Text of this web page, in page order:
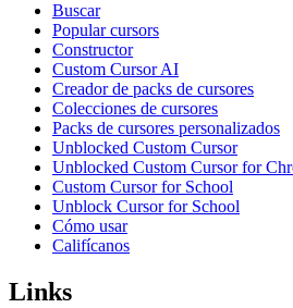
Buscar
Popular cursors
Constructor
Custom Cursor AI
Creador de packs de cursores
Colecciones de cursores
Packs de cursores personalizados
Unblocked Custom Cursor
Unblocked Custom Cursor for
Custom Cursor for School
Unblock Cursor for School
Cómo usar
Califícanos
Links